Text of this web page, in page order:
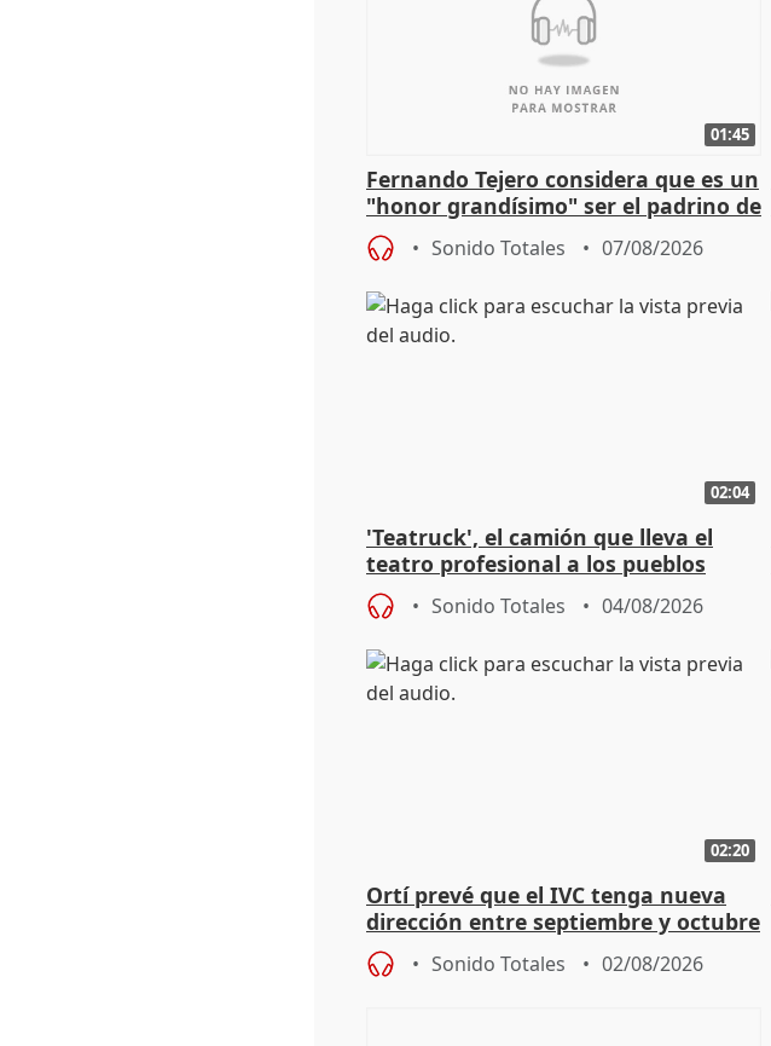
01:45
Fernando Tejero considera que es un
"honor grandísimo" ser el padrino de
la representación
Sonido Totales 07/08/2026
02:04
'Teatruck', el camión que lleva el
teatro profesional a los pueblos
extremeños
Sonido Totales 04/08/2026
02:20
Ortí prevé que el IVC tenga nueva
dirección entre septiembre y octubre
Sonido Totales 02/08/2026